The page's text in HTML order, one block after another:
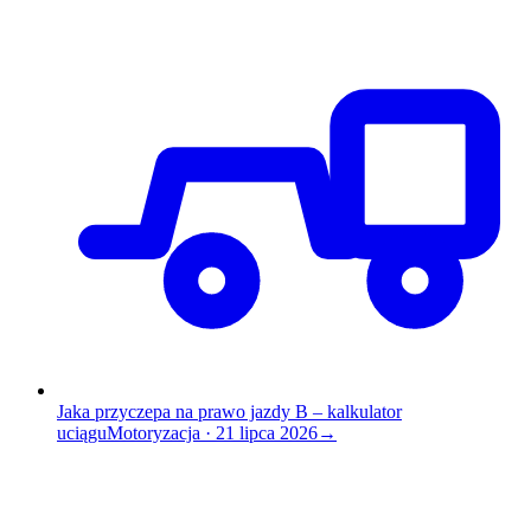
Jaka przyczepa na prawo jazdy B – kalkulator
uciąguMotoryzacja · 21 lipca 2026→